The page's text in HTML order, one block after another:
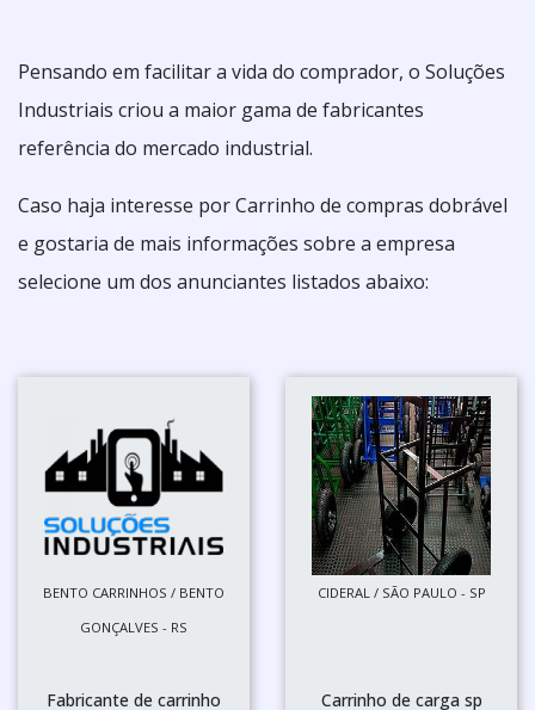
Pensando em facilitar a vida do comprador, o Soluções
Industriais criou a maior gama de fabricantes
referência do mercado industrial.
Caso haja interesse por Carrinho de compras dobrável
e gostaria de mais informações sobre a empresa
selecione um dos anunciantes listados abaixo:
BENTO CARRINHOS / BENTO
GONÇALVES - RS
Fabricante de carrinho
CIDERAL / SÃO PAULO - SP
Carrinho de carga sp